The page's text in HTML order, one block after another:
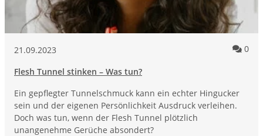
21.09.2023 0
Flesh Tunnel stinken – Was tun?
Ein gepflegter Tunnelschmuck kann ein echter Hingucker
sein und der eigenen Persönlichkeit Ausdruck verleihen.
Doch was tun, wenn der Flesh Tunnel plötzlich
unangenehme Gerüche absondert?